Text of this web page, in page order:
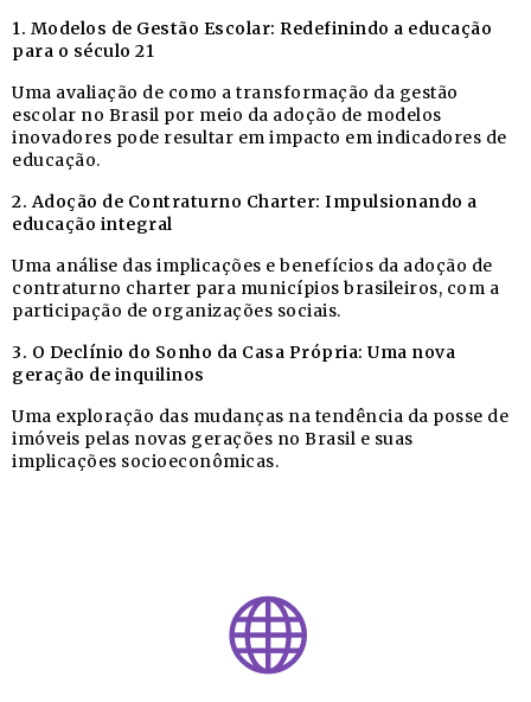
1. Modelos de Gestão Escolar: Redefinindo a educação
para o século 21
Uma avaliação de como a transformação da gestão
escolar no Brasil por meio da adoção de modelos
inovadores pode resultar em impacto em indicadores de
educação.
2. Adoção de Contraturno Charter: Impulsionando a
educação integral
Uma análise das implicações e benefícios da adoção de
contraturno charter para municípios brasileiros, com a
participação de organizações sociais.
3. O Declínio do Sonho da Casa Própria: Uma nova
geração de inquilinos
Uma exploração das mudanças na tendência da posse de
imóveis pelas novas gerações no Brasil e suas
implicações socioeconômicas.